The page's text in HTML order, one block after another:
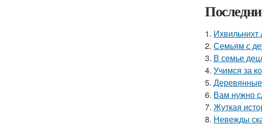
1.
2. Семьям с
3. В семье
4. Учимся за
5.
6. Вам нужно
7. Жуткая
8. Невежды